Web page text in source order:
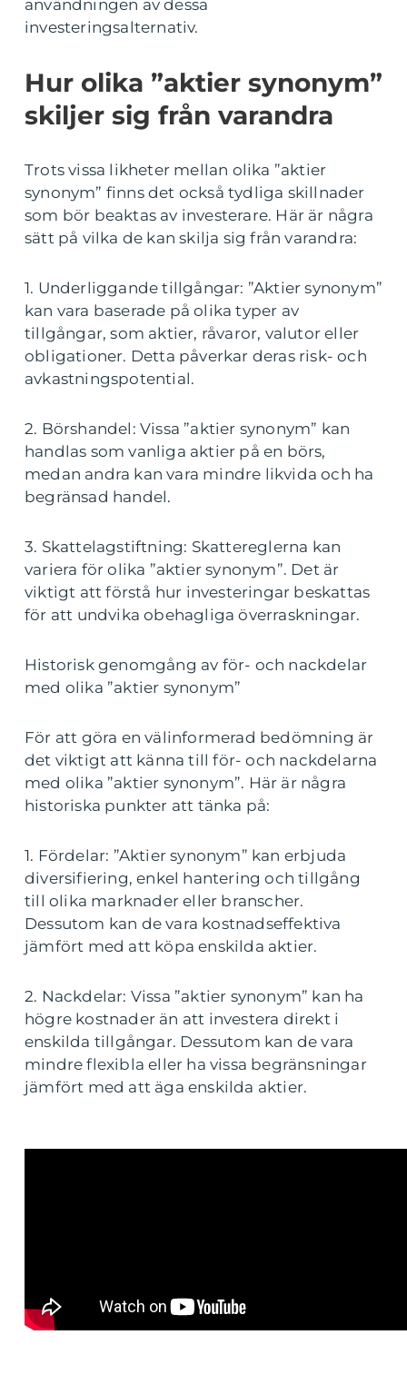
användningen av dessa
investeringsalternativ.
Hur olika ”aktier synonym”
skiljer sig från varandra
Trots vissa likheter mellan olika ”aktier
synonym” finns det också tydliga skillnader
som bör beaktas av investerare. Här är några
sätt på vilka de kan skilja sig från varandra:
1. Underliggande tillgångar: ”Aktier synonym”
kan vara baserade på olika typer av
tillgångar, som aktier, råvaror, valutor eller
obligationer. Detta påverkar deras risk- och
avkastningspotential.
2. Börshandel: Vissa ”aktier synonym” kan
handlas som vanliga aktier på en börs,
medan andra kan vara mindre likvida och ha
begränsad handel.
3. Skattelagstiftning: Skattereglerna kan
variera för olika ”aktier synonym”. Det är
viktigt att förstå hur investeringar beskattas
för att undvika obehagliga överraskningar.
Historisk genomgång av för- och nackdelar
med olika ”aktier synonym”
För att göra en välinformerad bedömning är
det viktigt att känna till för- och nackdelarna
med olika ”aktier synonym”. Här är några
historiska punkter att tänka på:
1. Fördelar: ”Aktier synonym” kan erbjuda
diversifiering, enkel hantering och tillgång
till olika marknader eller branscher.
Dessutom kan de vara kostnadseffektiva
jämfört med att köpa enskilda aktier.
2. Nackdelar: Vissa ”aktier synonym” kan ha
högre kostnader än att investera direkt i
enskilda tillgångar. Dessutom kan de vara
mindre flexibla eller ha vissa begränsningar
jämfört med att äga enskilda aktier.